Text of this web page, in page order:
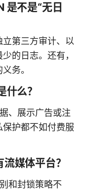
是不是“无日
第三方审计、以
的日志。还有，
务。
么？
、展示广告或注
护都不如付费服
媒体平台？
和封锁策略不